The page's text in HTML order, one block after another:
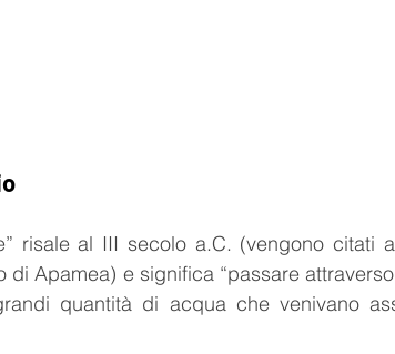
risale al III secolo a.C. (vengono citati
di Apamea) e significa “passare
quantità di acqua che venivano